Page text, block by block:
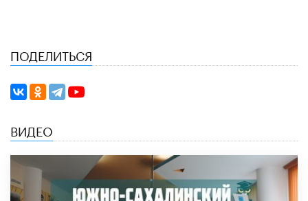
ПОДЕЛИТЬСЯ
ВИДЕО